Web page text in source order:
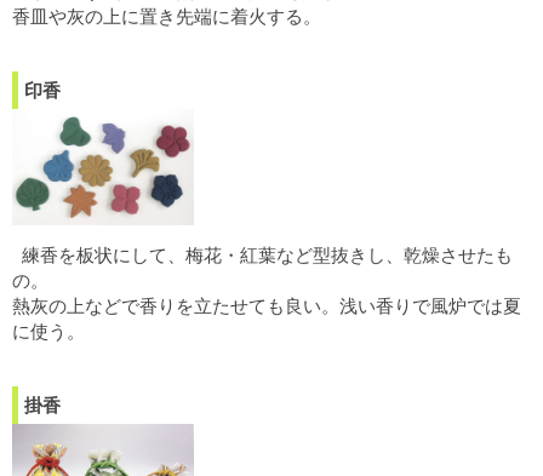
香皿や灰の上に置き先端に着火する。
印香
練香を板状にして、梅花・紅葉など型抜きし、乾燥させたも
の。
熱灰の上などで香りを立たせても良い。浅い香りで風炉では夏
に使う。
掛香